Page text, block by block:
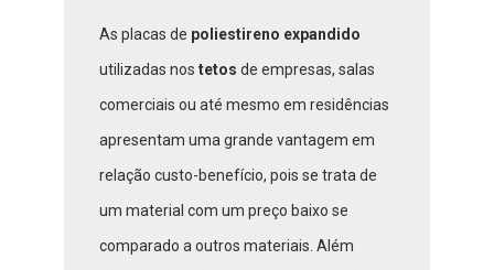
As placas de poliestireno expandido
utilizadas nostetos de empresas, salas
comerciais ou até mesmo em residências
apresentam uma grande vantagem em
relação custo-benefício, pois se trata de
um material com um preço baixo se
comparado a outros materiais. Além